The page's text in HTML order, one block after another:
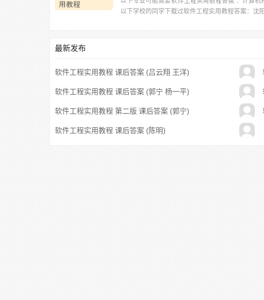
以下学校的同学下载过软件工程实用教程答案：沈
最新发布
软件工程实用教程 课后答案 (吕云翔 王洋)
软件工程实用教程 课后答案 (郭宁 杨一平)
软件工程实用教程 第二版 课后答案 (郭宁)
软件工程实用教程 课后答案 (陈明)